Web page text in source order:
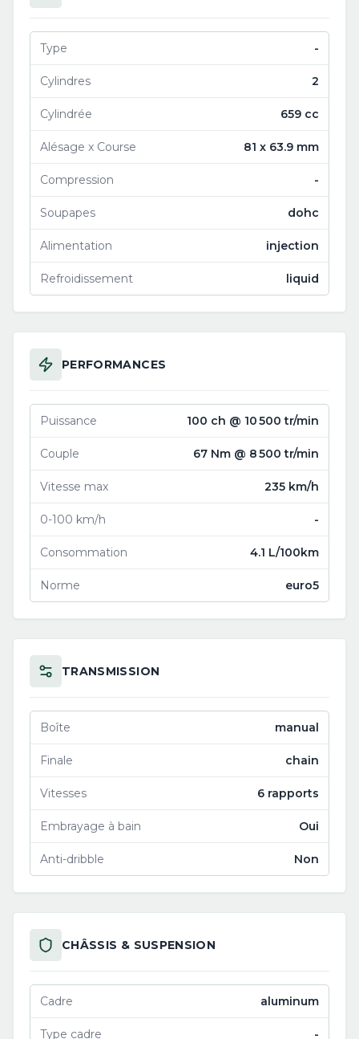
Type -
Cylindres 2
Cylindrée 659 cc
Alésage x Course 81 x 63.9 mm
Compression -
Soupapes dohc
Alimentation injection
Refroidissement liquid
PERFORMANCES
Puissance 100 ch @ 10 500 tr/min
Couple 67 Nm @ 8 500 tr/min
Vitesse max 235 km/h
0-100 km/h -
Consommation 4.1 L/100km
Norme euro5
TRANSMISSION
Boîte manual
Finale chain
Vitesses 6 rapports
Embrayage à bain Oui
Anti-dribble Non
CHÂSSIS & SUSPENSION
Cadre aluminum
Type cadre -